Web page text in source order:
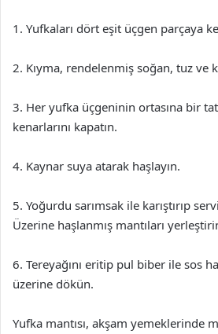
1. Yufkaları dört eşit üçgen parçaya
2. Kıyma, rendelenmiş soğan, tuz ve
3. Her yufka üçgeninin ortasına bir
kenarlarını kapatın.
4. Kaynar suya atarak haşlayın.
5. Yoğurdu sarımsak ile karıştırıp
Üzerine haşlanmış mantıları
6. Tereyağını eritip pul biber ile sos
üzerine dökün.
Yufka mantısı, akşam yemeklerinde